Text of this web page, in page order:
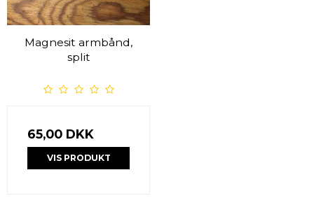
Magnesit armbånd,
split
65,00 DKK
VIS PRODUKT